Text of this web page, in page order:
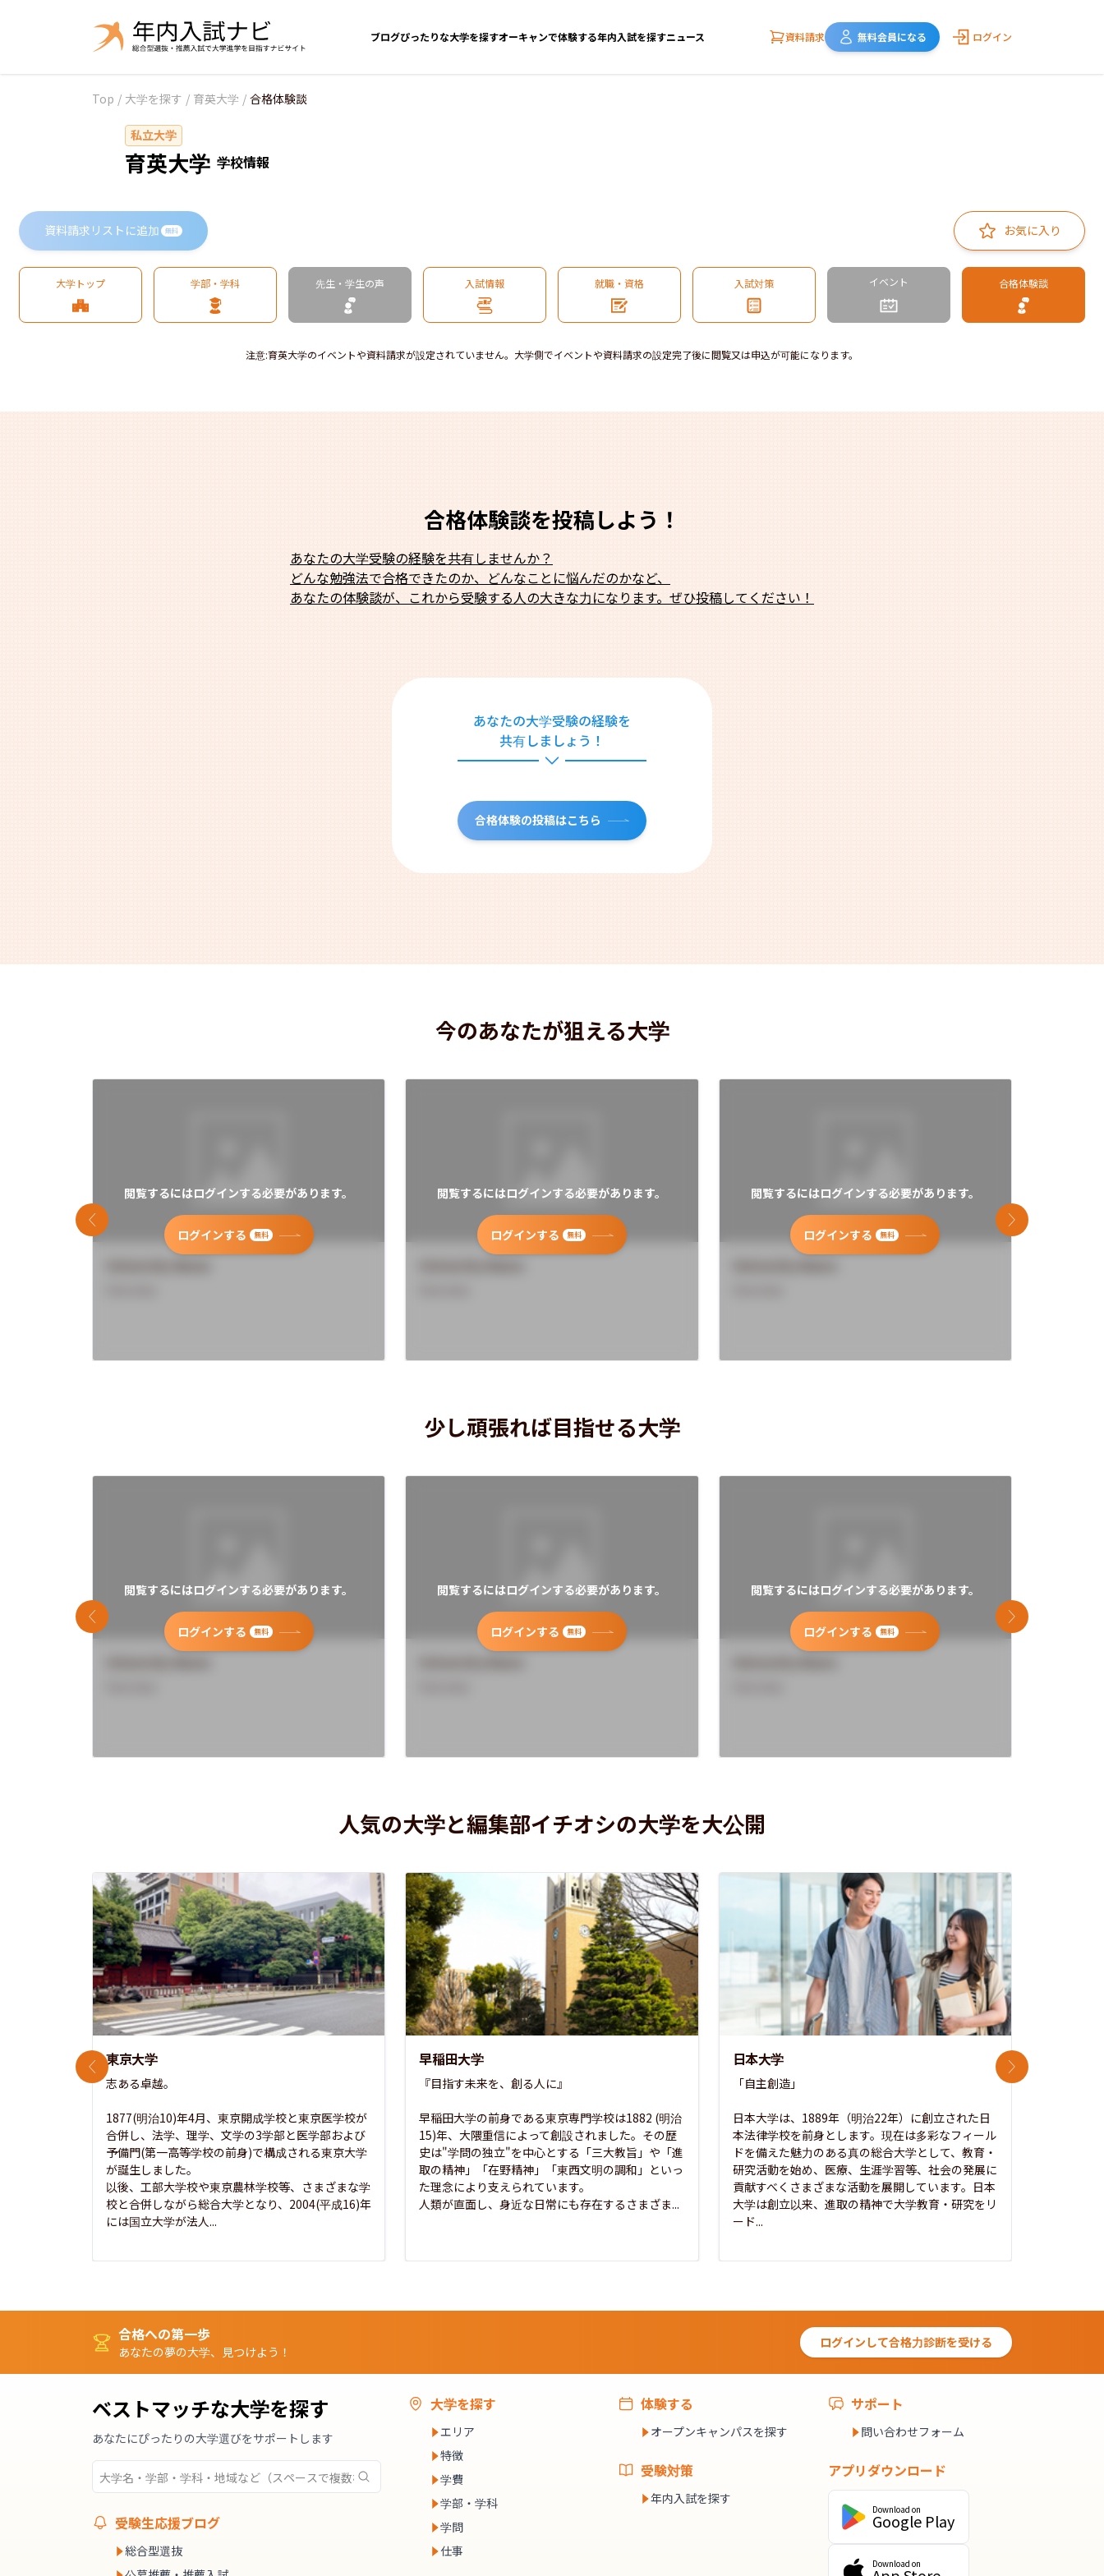
ブログぴったりな大学を探すオーキャンで体験する年内入試を探すニュース 資料請求 無料会員になる ログイン
Top / 大学を探す / 育英大学 / 合格体験談
私立大学
育英大学 学校情報
資料請求リストに追加 無料 お気に入り
大学トップ 学部・学科 先生・学生の声 入試情報 就職・資格 入試対策 イベント 合格体験談
注意:育英大学のイベントや資料請求が設定されていません。大学側でイベントや資料請求の設定完了後に閲覧又は申込が可能になります。
合格体験談を投稿しよう！
あなたの大学受験の経験を共有しませんか？
どんな勉強法で合格できたのか、どんなことに悩んだのかなど、
あなたの体験談が、これから受験する人の大きな力になります。ぜひ投稿してください！
あなたの大学受験の経験を
共有しましょう！
合格体験の投稿はこちら
今のあなたが狙える大学
閲覧するにはログインする必要があります。
ログインする 無料
閲覧するにはログインする必要があります。
ログインする 無料
閲覧するにはログインする必要があります。
ログインする 無料
前のスライド 次のスライド
少し頑張れば目指せる大学
閲覧するにはログインする必要があります。
ログインする 無料
閲覧するにはログインする必要があります。
ログインする 無料
閲覧するにはログインする必要があります。
ログインする 無料
前のスライド 次のスライド
人気の大学と編集部イチオシの大学を大公開
東京大学
志ある卓越。
1877(明治10)年4月、東京開成学校と東京医学校が
合併し、法学、理学、文学の3学部と医学部および
予備門(第一高等学校の前身)で構成される東京大学
が誕生しました。
以後、工部大学校や東京農林学校等、さまざまな学
校と合併しながら総合大学となり、2004(平成16)年
には国立大学が法人...
早稲田大学
『目指す未来を、創る人に』
早稲田大学の前身である東京専門学校は1882 (明治
15)年、大隈重信によって創設されました。その歴
史は"学問の独立"を中心とする「三大教旨」や「進
取の精神」「在野精神」「東西文明の調和」といっ
た理念により支えられています。
人類が直面し、身近な日常にも存在するさまざま...
日本大学
「自主創造」
日本大学は、1889年（明治22年）に創立された日
本法律学校を前身とします。現在は多彩なフィール
ドを備えた魅力のある真の総合大学として、教育・
研究活動を始め、医療、生涯学習等、社会の発展に
貢献すべくさまざまな活動を展開しています。日本
大学は創立以来、進取の精神で大学教育・研究をリ
ード...
前のスライド 次のスライド
合格への第一歩
あなたの夢の大学、見つけよう！
ログインして合格力診断を受ける
ベストマッチな大学を探す
あなたにぴったりの大学選びをサポートします
受験生応援ブログ
総合型選抜
大学を探す
エリア
特徴
学費
学部・学科
学問
仕事
体験する
オープンキャンパスを探す
受験対策
年内入試を探す
サポート
問い合わせフォーム
アプリダウンロード
Download on
Google Play
Download on